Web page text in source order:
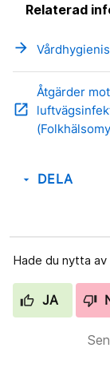
Relaterad
arrow_forward
open_in_new
Åtgärder
arrow_drop_down DELA
Hade du nytta av
JA